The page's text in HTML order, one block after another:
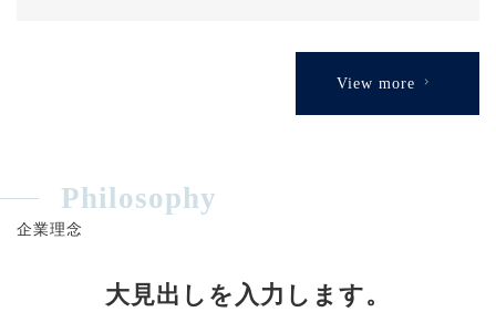
View more
Philosophy
企業理念
大見出しを入力します。